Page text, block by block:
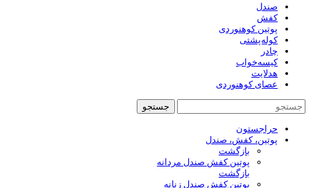
صندل
کفش
پوتین کوهنوردی
کوله‌پشتی
چادر
کیسه‌خواب
هدلایت
عصای کوهنوردی
جستجو
حراجستون
پوتین، کفش، صندل
بازگشت
پوتین کفش صندل مردانه
بازگشت
پوتین کفش صندل زنانه